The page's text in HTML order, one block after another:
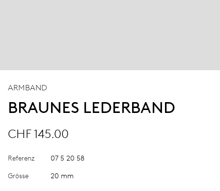
ARMBAND
BRAUNES LEDERBAND
CHF 145.00
Referenz 07 5 20 58
Grösse 20 mm